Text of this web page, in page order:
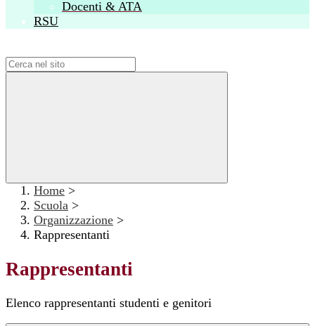
Docenti & ATA
RSU
Home >
Scuola >
Organizzazione >
Rappresentanti
Rappresentanti
Elenco rappresentanti studenti e genitori